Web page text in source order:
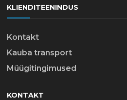
KLIENDITEENINDUS
Kontakt
Kauba transport
Müügitingimused
KONTAKT